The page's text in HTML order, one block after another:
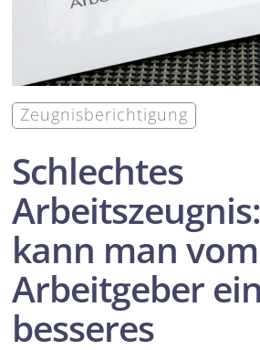
Zeugnisberichtigung
Schlechtes
kann man vom
Arbeitgeber ein
besseres